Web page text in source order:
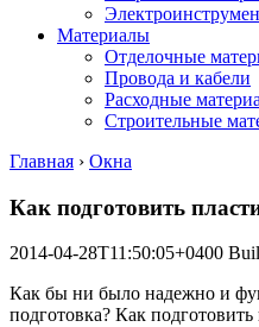
Материалы
Отделочные
Провода и кабели
Расходные
Строительные
Главная › Окна
Как подготовить
2014-04-28T11:50:05+0400
Как бы ни было надежно и
подготовка? Как